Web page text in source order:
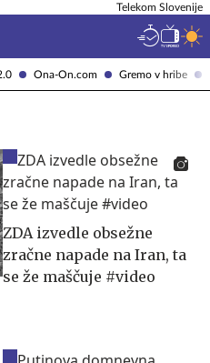
Ona-On.com Gremo v hribe
Telekom Slovenije
ZDA izvedle obsežne
zračne napade na Iran, ta
se že maščuje #video